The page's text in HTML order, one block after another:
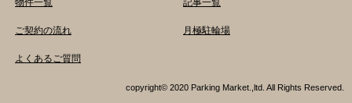
物件一覧
ご契約の流れ
よくあるご質問
記事一覧
月極駐輪場
copyright© 2020 Parking Market.,ltd. All Rights Reserved.